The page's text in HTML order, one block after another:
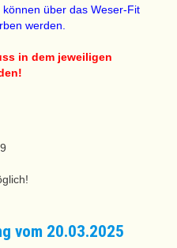
über das Weser-Fit
werden.
in dem jeweiligen
vom 20.03.2025